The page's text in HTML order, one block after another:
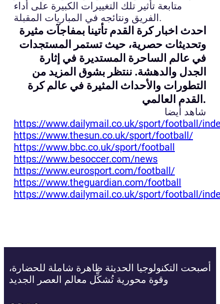
متابعة تأثير تلك التغييرات الكبيرة على أداء
الفريق ونتائجه في المباريات المقبلة.
احدث اخبار كرة القدم تأتينا بمفاجآت مثيرة
وتحديثات حصرية، حيث تستمر المستجدات
في عالم الساحرة المستديرة في إثارة
الجدل والدهشة. ننتظر بشوق المزيد من
التطورات والأحداث المثيرة في عالم كرة
القدم العالمي.
شاهد أيضا
https://www.dailymail.co.uk/sport/football/
https://www.thesun.co.uk/sport/football/
https://www.bbc.co.uk/sport/football
https://www.besoccer.com/news
https://www.eurosport.com/football/
https://www.theguardian.com/football
https://www.dailymail.co.uk/sport/football/
أصبحت التكنولوجيا الحديثة ظاهرة شاملة للحضارة،
وقوة محورية تُشكِّل معالم العصر الجديد